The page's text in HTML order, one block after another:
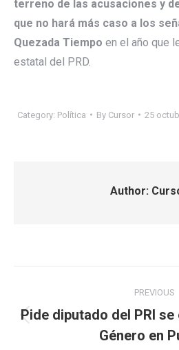
terreno de las acusaciones y
que no hará más caso a los
Quezada Tiempo en el año que
estatal del PRD.
Category: Política By Cursor 25
Author:
navigation
PREVIOUS
post:
Pide diputado del PRI
Género en